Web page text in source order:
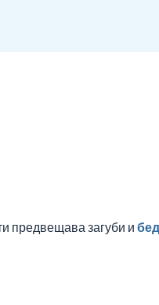
предвещава загуби и